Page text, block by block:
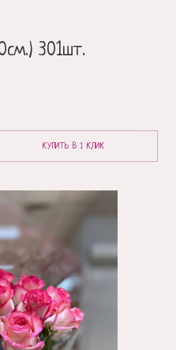
301шт.
КУПИТЬ В 1 КЛИК